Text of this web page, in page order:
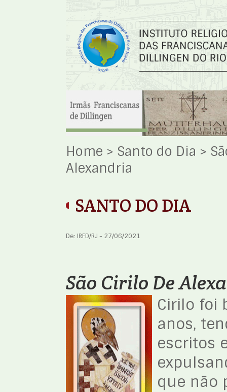
Home > Santo do Dia >
Alexandria
SANTO DO DIA
De: IRFD/RJ - 27/06/2021
São Cirilo De
Cirilo foi
anos,
escritos
que não